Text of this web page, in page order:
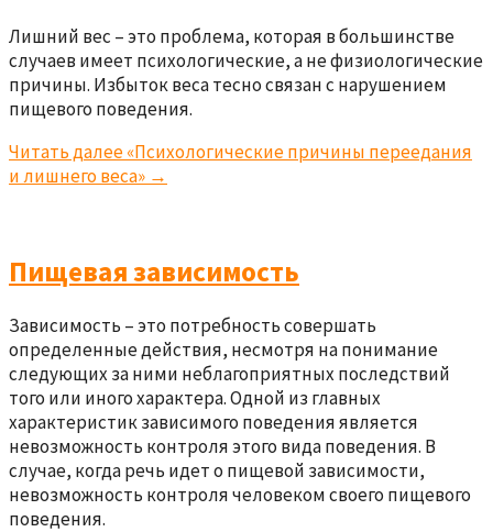
Лишний вес – это проблема, которая в большинстве
случаев имеет психологические, а не физиологические
причины. Избыток веса тесно связан с нарушением
пищевого поведения.
Читать далее«Психологические причины переедания
и лишнего веса» →
Пищевая зависимость
Зависимость – это потребность совершать
определенные действия, несмотря на понимание
следующих за ними неблагоприятных последствий
того или иного характера. Одной из главных
характеристик зависимого поведения является
невозможность контроля этого вида поведения. В
случае, когда речь идет о пищевой зависимости,
невозможность контроля человеком своего пищевого
поведения.